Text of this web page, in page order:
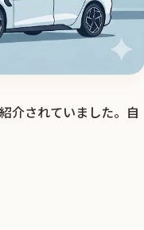
介されていました。自